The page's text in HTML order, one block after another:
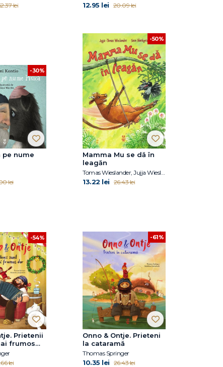
lei 12.95 lei 20.09 lei
-30%
pe nume
lei
-50%
Mamma Mu se dă în
leagăn
Tomas Wieslander, Jujja Wieslander
13.22 lei 26.43 lei
-54%
Prietenii
frumos
lei
-61%
Onno & Ontje. Prieteni
la cataramă
Thomas Springer
10.35 lei 26.43 lei